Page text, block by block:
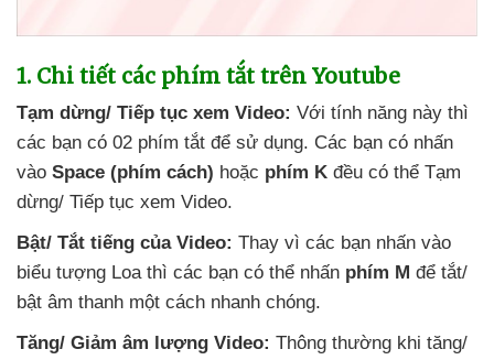
1. Chi tiết các phím tắt trên Youtube
Tạm dừng/ Tiếp tục xem Video: Với tính năng này thì
các bạn có 02 phím tắt để sử dụng. Các bạn có nhấn
vào Space (phím cách) hoặc phím K đều có thể Tạm
dừng/ Tiếp tục xem Video.
Bật/ Tắt tiếng của Video: Thay vì các bạn nhấn vào
biểu tượng Loa thì các bạn có thể nhấn phím M để tắt/
bật âm thanh một cách nhanh chóng.
Tăng/ Giảm âm lượng Video: Thông thường khi tăng/